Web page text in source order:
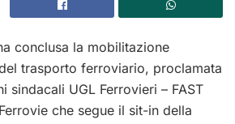
conclusa la mobilitazione
trasporto ferroviario, proclamata
sindacali UGL Ferrovieri – FAST
che segue il sit-in della